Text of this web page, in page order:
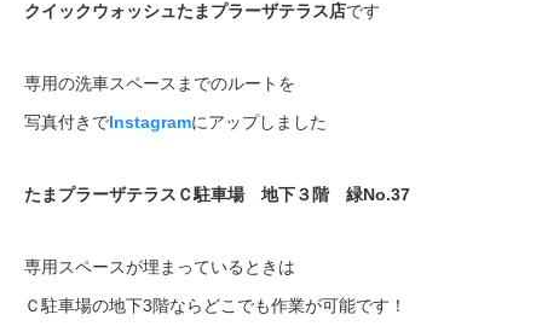
クイックウォッシュたまプラーザテラス店です
専用の洗車スペースまでのルートを
写真付きでInstagramにアップしました
たまプラーザテラスＣ駐車場 地下３階 緑No.37
専用スペースが埋まっているときは
Ｃ駐車場の地下3階ならどこでも作業が可能です！